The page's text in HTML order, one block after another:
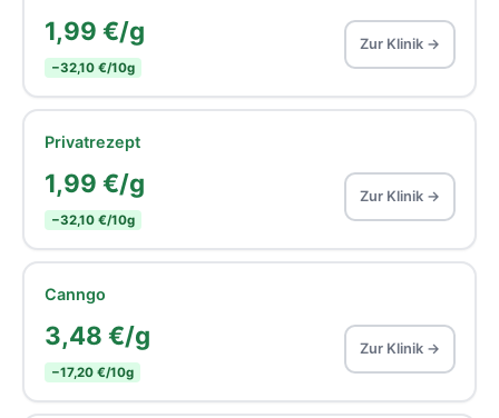
1,99 €/g
−32,10 €/10g
Zur Klinik →
Privatrezept
1,99 €/g
−32,10 €/10g
Zur Klinik →
Canngo
3,48 €/g
−17,20 €/10g
Zur Klinik →